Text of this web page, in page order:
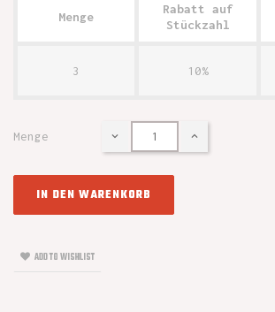
Menge
Rabatt auf
Stückzahl
3 10%
Menge
IN DEN WARENKORB
ADD TO WISHLIST